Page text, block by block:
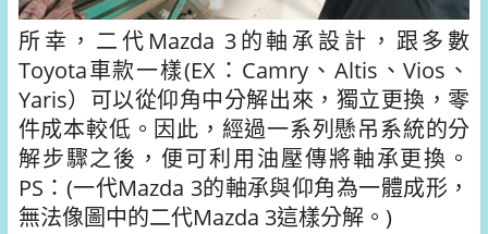
所幸，二代Mazda 3的軸承設計，跟多數
Toyota車款一樣(EX：Camry、Altis、Vios、
Yaris）可以從仰角中分解出來，獨立更換，零
件成本較低。因此，經過一系列懸吊系統的分
解步驟之後，便可利用油壓傳將軸承更換。
PS：(一代Mazda 3的軸承與仰角為一體成形，
無法像圖中的二代Mazda 3這樣分解。)